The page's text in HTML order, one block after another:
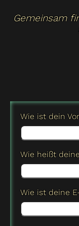
Gemeinsam
Wie ist dein
Wie heißt
Wie ist deine